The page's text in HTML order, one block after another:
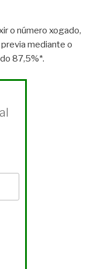
o número xogado,
mediante o
87,5%*.